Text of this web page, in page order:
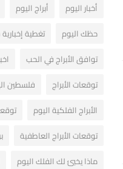
أخبار اليوم أبراج اليوم
حظك اليوم
تغطية
توافق الأبراج في الحب
توقعات الأبراج
فلسطين
الأبراج الفلكية اليوم
توقعات الأبراج العاطفية
ماذا يخبئ لك الفلك اليوم